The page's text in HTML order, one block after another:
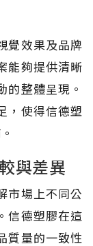
覺效果及品牌
能夠提供清晰
的整體呈現。
，使得信德塑
與差異
市場上不同公
信德塑膠在這
質量的一致性